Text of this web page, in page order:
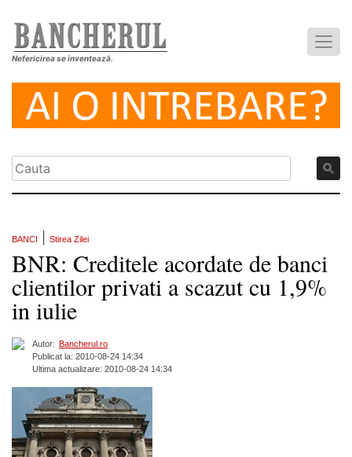
Nefericirea se inventează.
BANCI Stirea Zilei
BNR: Creditele acordate de banci
clientilor privati a scazut cu 1,9%
in iulie
Autor: Bancherul.ro
Publicat la: 2010-08-24 14:34
Ultima actualizare: 2010-08-24 14:34